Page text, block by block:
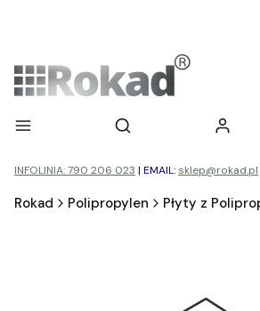
Menu Otwórz wyszukiwarkę
Szukaj Zaloguj
INFOLINIA: 790 206 023 | EMAIL: sklep@rokad.pl
Rokad Polipropylen Płyty z